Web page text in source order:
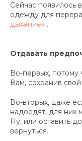
Сейчас появилось
одежду для
дыхание» .
Отдавать
Во-первых, потому
Вам, сохранив
Во-вторых, даже
надоедят, для них
Ну, или оставить
вернуться.